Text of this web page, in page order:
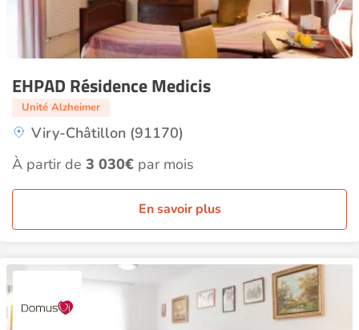
EHPAD Résidence Medicis
Unité Alzheimer
Viry-Châtillon (91170)
À partir de 3 030€ par mois
En savoir plus